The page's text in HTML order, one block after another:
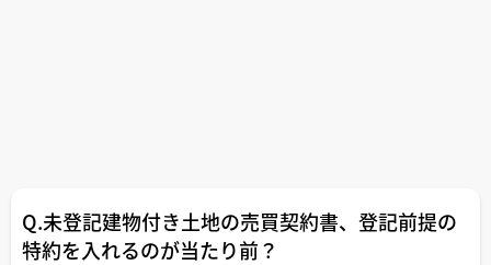
Q.未登記建物付き土地の売買契約書、登記前提の
特約を入れるのが当たり前？